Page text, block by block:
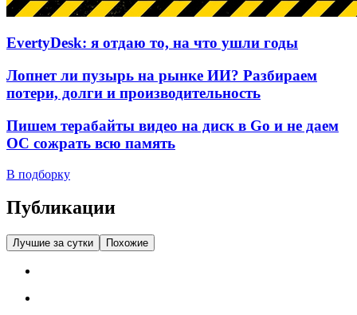
EvertyDesk: я отдаю то, на что ушли годы
Лопнет ли пузырь на рынке ИИ? Разбираем
потери, долги и производительность
Пишем терабайты видео на диск в Go и не даем
ОС сожрать всю память
В подборку
Публикации
Лучшие за сутки Похожие